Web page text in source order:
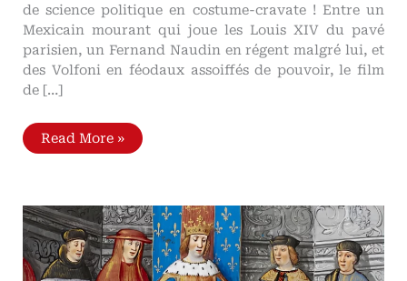
de science politique en costume-cravate ! Entre un
Mexicain mourant qui joue les Louis XIV du pavé
parisien, un Fernand Naudin en régent malgré lui, et
des Volfoni en féodaux assoiffés de pouvoir, le film
de […]
Les
Tontons
restaurer
le
Royaume
Métapolitique
des
Tontons
Read More »